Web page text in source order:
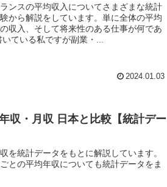
ンスの平均収入についてさまざまな統計
から解説をしています。単に全体の平均
収入、そして将来性のある仕事が何であ
。 記事を書いている私ですが副業・...
2024.01.03
収・月収 日本と比較【統計デー
を統計データをもとに解説しています。
との平均年収についても統計データをま